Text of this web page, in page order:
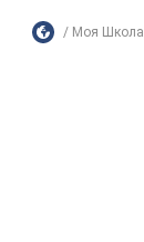
Моя Школа